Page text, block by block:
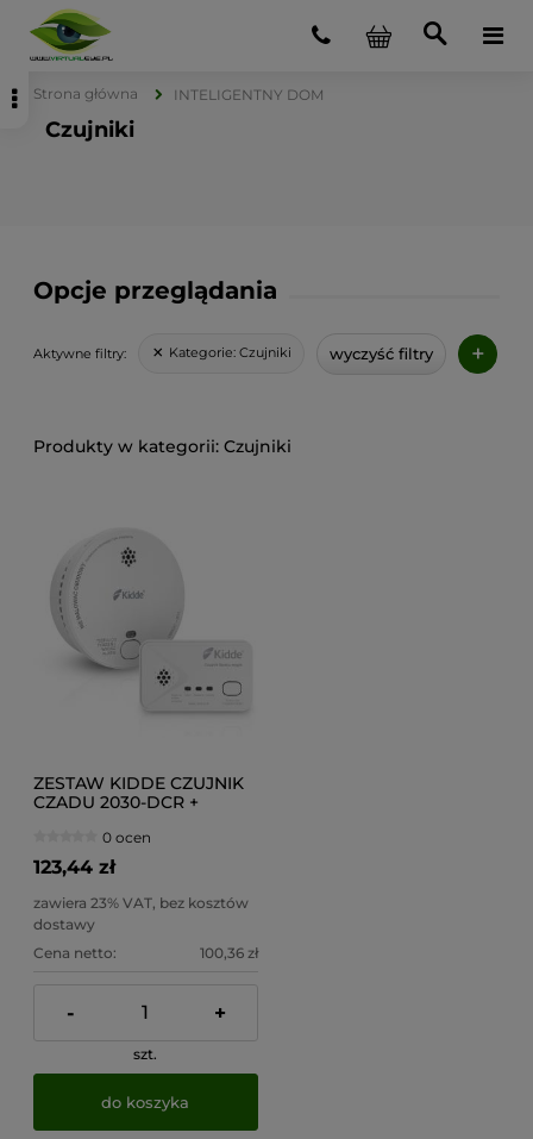
Strona główna INTELIGENTNY DOM
Czujniki
Opcje przeglądania
Aktywne filtry: Kategorie: Czujniki wyczyść filtry +
Czujniki
ZESTAW KIDDE CZUJNIK
CZADU 2030-DCR +
0 ocen
123,44 zł
zawiera 23% VAT, bez kosztów
dostawy
Cena netto:
100,36 zł
- +
szt.
do koszyka